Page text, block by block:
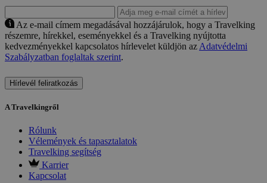
Az e-mail címem megadásával hozzájárulok, hogy a Travelking
részemre, hírekkel, eseményekkel és a Travelking nyújtotta
kedvezményekkel kapcsolatos hírlevelet küldjön az Adatvédelmi
Szabályzatban foglaltak szerint.
Hírlevél feliratkozás
A Travelkingről
Rólunk
Vélemények és tapasztalatok
Travelking segítség
Karrier
Kapcsolat